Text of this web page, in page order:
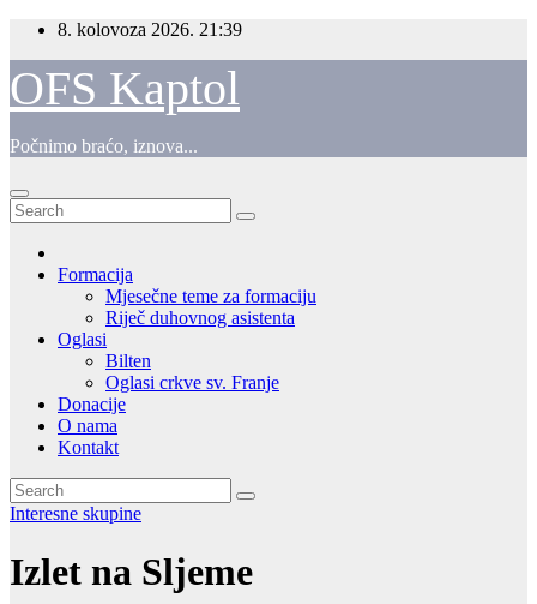
Skip
content
8. kolovoza 2026. 21:39
OFS Kaptol
Počnimo braćo, iznova...
Formacija
Mjesečne teme za formaciju
Riječ duhovnog asistenta
Oglasi
Bilten
Oglasi crkve sv. Franje
Donacije
O nama
Kontakt
Interesne skupine
Izlet na Sljeme